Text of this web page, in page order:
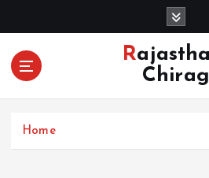
o
Rajasthani
Chirag
Home